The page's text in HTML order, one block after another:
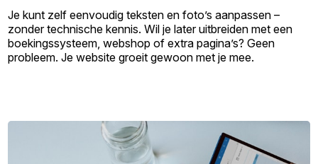
Je kunt zelf eenvoudig teksten en foto’s aanpassen –
zonder technische kennis. Wil je later uitbreiden met een
boekingssysteem, webshop of extra pagina’s? Geen
probleem. Je website groeit gewoon met je mee.